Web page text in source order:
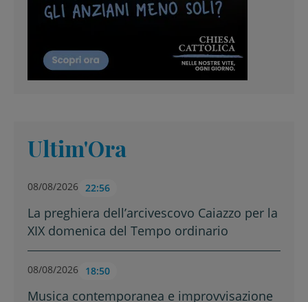
Ultim'Ora
08/08/2026 22:56
La preghiera dell’arcivescovo Caiazzo per la
XIX domenica del Tempo ordinario
08/08/2026 18:50
Musica contemporanea e improvvisazione